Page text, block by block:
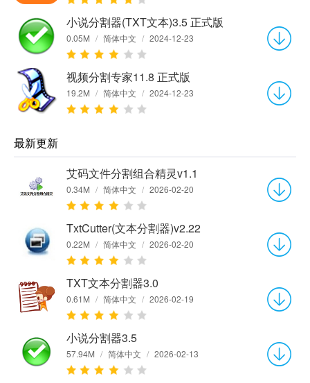
小说分割器(TXT文本)3.5 正式版
0.05M / 简体中文 / 2024-12-23
视频分割专家11.8 正式版
19.2M / 简体中文 / 2024-12-23
最新更新
艾码文件分割组合精灵v1.1
0.34M / 简体中文 / 2026-02-20
TxtCutter(文本分割器)v2.22
0.22M / 简体中文 / 2026-02-20
TXT文本分割器3.0
0.61M / 简体中文 / 2026-02-19
小说分割器3.5
57.94M / 简体中文 / 2026-02-13